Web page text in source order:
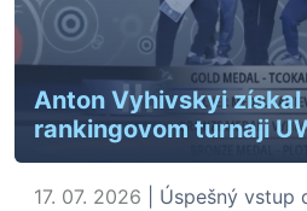
Anton Vyhivskyi získal
rankingovom turnaji
17. 07. 2026 | Úspešný vstup